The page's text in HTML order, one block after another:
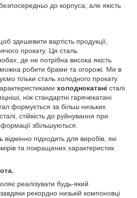
до корпуса, але якість
здешевити вартість продукції,
прокату. Ця сталь
де не потрібна висока якість
можна робити брами та огорожі. Ми в
тільки сталь холодного прокату.
холоднокатані сталі
ніж стандартні гарячекатані
формується за більш низьких
стійкість до руйнування при
збільшуються.
відмінно підходить для виробів, які
та покращених характеристик
реалізувати будь-який
рекордно низькій компоновці